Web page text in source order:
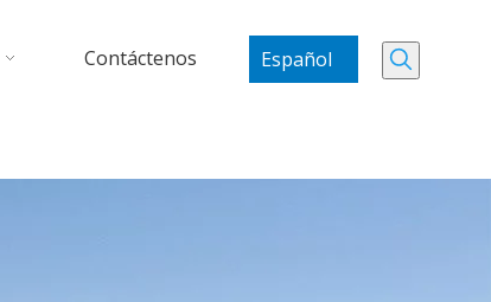
Contáctenos Español